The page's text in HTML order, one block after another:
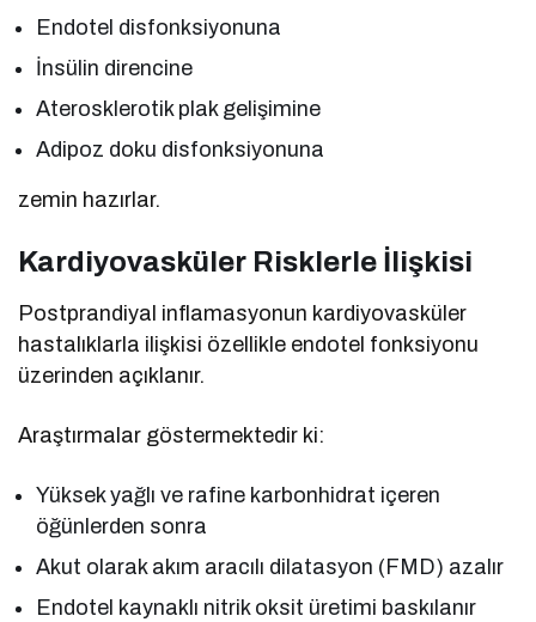
Endotel disfonksiyonuna
İnsülin direncine
Aterosklerotik plak gelişimine
Adipoz doku disfonksiyonuna
zemin hazırlar.
Kardiyovasküler Risklerle İlişkisi
Postprandiyal inflamasyonun kardiyovasküler
hastalıklarla ilişkisi özellikle endotel fonksiyonu
üzerinden açıklanır.
Araştırmalar göstermektedir ki:
Yüksek yağlı ve rafine karbonhidrat içeren
öğünlerden sonra
Akut olarak akım aracılı dilatasyon (FMD) azalır
Endotel kaynaklı nitrik oksit üretimi baskılanır